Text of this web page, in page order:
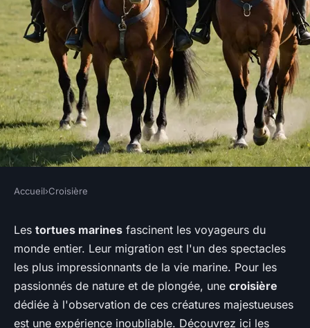
Quels sont les meilleurs
itinéraires de croisière pour
observer les migrations des
tortues marines?
Accueil›Croisière
Les tortues marines fascinent les voyageurs du
monde entier. Leur migration est l'un des spectacles
les plus impressionnants de la vie marine. Pour les
passionnés de nature et de plongée, une croisière
dédiée à l'observation de ces créatures majestueuses
est une expérience inoubliable. Découvrez ici les